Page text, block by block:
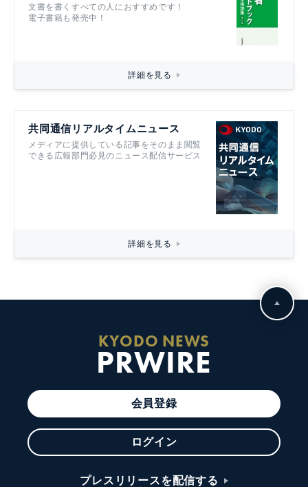
文書を書くすべての人におすすめです！
電子書籍も発売中！
詳細を見る
共同通信リアルタイムニュース
メディアに提供している記事をそのまま閲覧
できる広報部門必見のニュース配信サービス
詳細を見る
KYODO NEWS
PRWIRE
会員登録
ログイン
プレスリリースを配信する